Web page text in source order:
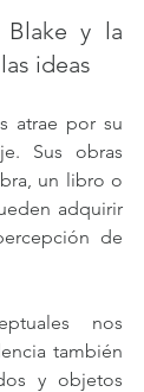
Blake y la
ideas
atrae por su
Sus obras
un libro o
adquirir
de
nos
también
y objetos